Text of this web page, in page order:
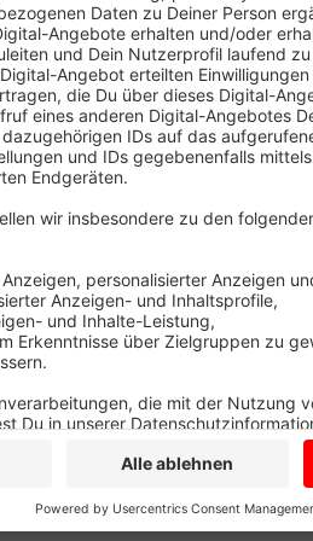
Dienstag gibt es 10 Neuinfektionen
aktuell bei 1090. Um zu verhindern,
sofort neue Regeln. Der Kreis hat
Hochzeiten, runde Geburtstage und
Menschen möglich, sind jetzt nur
die ihre Feste bis zum Ende der
Das gilt nur, solange der sieben-
pro 100 tausend Einwohner bei 27.
Anzeige